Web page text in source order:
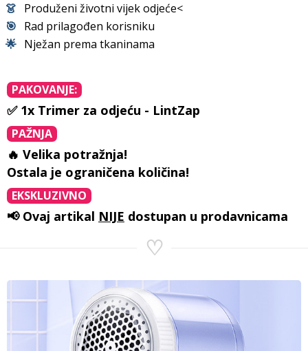
👗 Produženi životni vijek odjeće<
🎯 Rad prilagođen korisniku
🌟 Nježan prema tkaninama
PAKOVANJE:
✅ 1x Trimer za odjeću - LintZap
PAŽNJA
🔥 Velika potražnja!
Ostala je ograničena količina!
EKSKLUZIVNO
📢 Ovaj artikal NIJE dostupan u prodavnicama
♡